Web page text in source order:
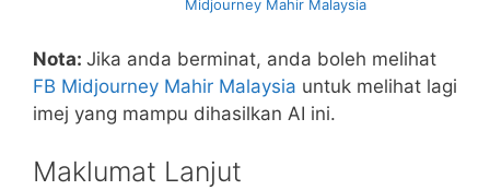
Midjourney Mahir Malaysia
Nota: Jika anda berminat, anda boleh melihat
FB Midjourney Mahir Malaysia untuk melihat lagi
imej yang mampu dihasilkan AI ini.
Maklumat Lanjut